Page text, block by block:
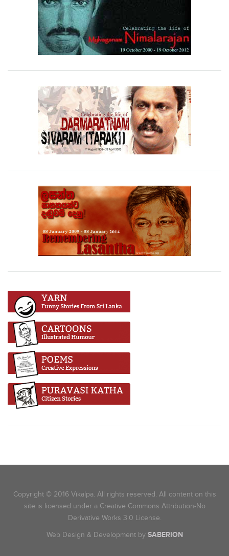
Copyright © 2016 Vikalpa. All rights reserved. All content on this
site is licensed under a Creative Commons Attribution-No
Derivative Works 3.0 License.
Web Design & Development by SABERION